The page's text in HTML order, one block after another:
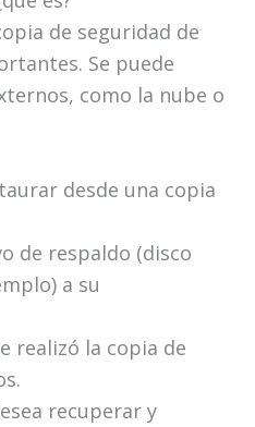
de seguridad de
Se puede
como la nube o
desde una copia
de respaldo (disco
a su
realizó la copia de
recuperar y